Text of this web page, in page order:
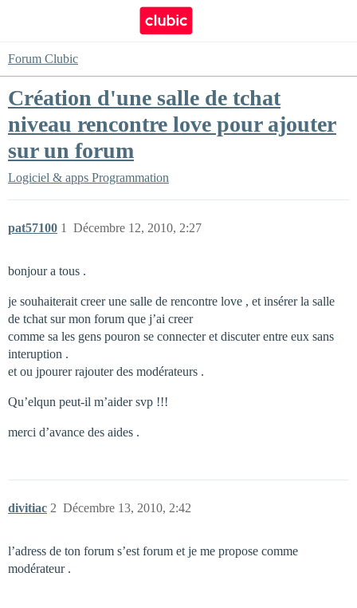
Forum Clubic
Création d'une salle de tchat
niveau rencontre love pour ajouter
sur un forum
Logiciel & apps Programmation
pat57100 Décembre 12, 2010, 2:27
1
bonjour a tous .
je souhaiterait creer une salle de rencontre love , et insérer la salle
de tchat sur mon forum que j’ai creer
comme sa les gens pouron se connecter et discuter entre eux sans
interuption .
et ou jpourer rajouter des modérateurs .
Qu’elqun peut-il m’aider svp !!!
merci d’avance des aides .
divitiac Décembre 13, 2010, 2:42
2
l’adress de ton forum s’est forum et je me propose comme
modérateur .